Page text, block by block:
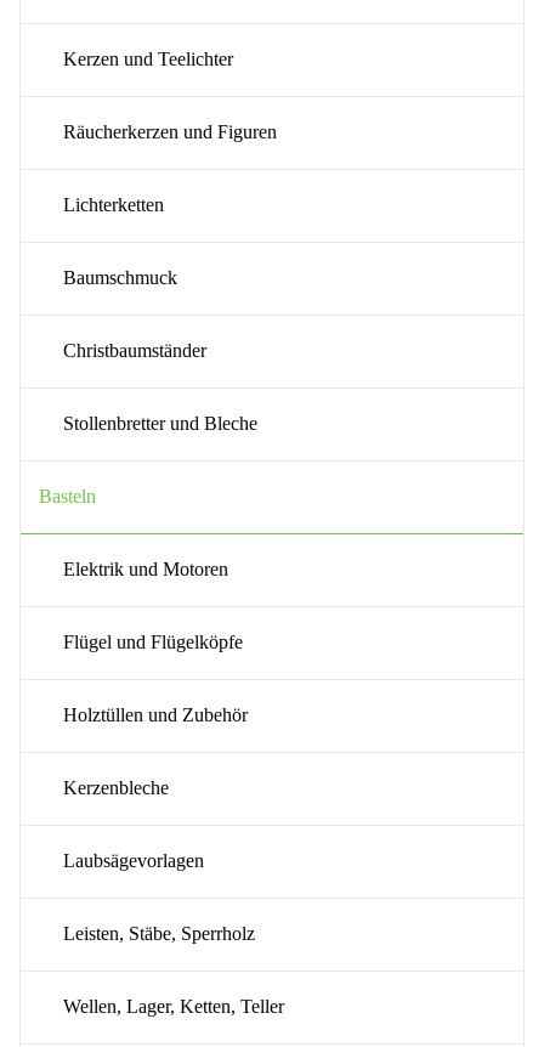
Kerzen und Teelichter
Räucherkerzen und Figuren
Lichterketten
Baumschmuck
Christbaumständer
Stollenbretter und Bleche
Basteln
Elektrik und Motoren
Flügel und Flügelköpfe
Holztüllen und Zubehör
Kerzenbleche
Laubsägevorlagen
Leisten, Stäbe, Sperrholz
Wellen, Lager, Ketten, Teller